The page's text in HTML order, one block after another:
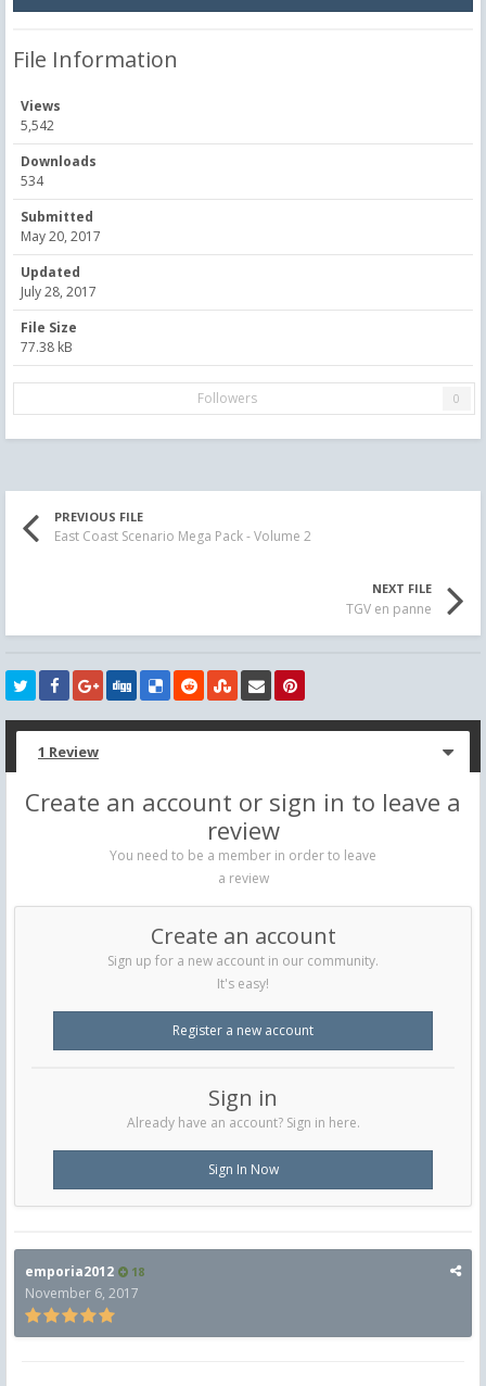
File Information
Views
5,542
Downloads
534
Submitted
May 20, 2017
Updated
July 28, 2017
File Size
77.38 kB
Followers 0
PREVIOUS FILE
East Coast Scenario Mega Pack - Volume 2
NEXT FILE
TGV en panne
1 Review
Create an account or sign in to leave a
review
You need to be a member in order to leave
a review
Create an account
Sign up for a new account in our community.
It's easy!
Register a new account
Sign in
Already have an account? Sign in here.
Sign In Now
emporia2012 18
November 6, 2017